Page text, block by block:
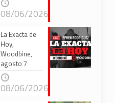
08/06/2026
La Exacta de
Hoy,
Woodbine,
agosto 7
08/06/2026